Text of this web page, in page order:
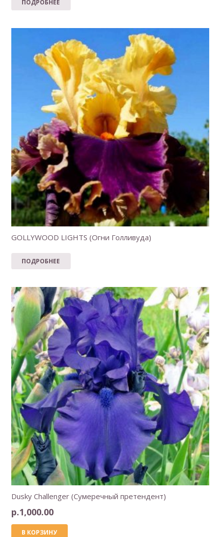
ПОДРОБНЕЕ
GOLLYWOOD LIGHTS (Огни Голливуда)
ПОДРОБНЕЕ
Dusky Challenger (Сумеречный претендент)
р.1,000.00
В КОРЗИНУ